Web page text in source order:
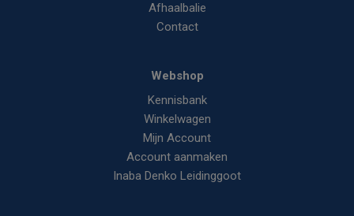
Afhaalbalie
Contact
Webshop
Kennisbank
Winkelwagen
Mijn Account
Account aanmaken
Inaba Denko Leidinggoot